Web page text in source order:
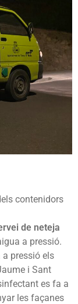
contenidors
de neteja
a pressió.
pressió els
i Sant
es fa a
les façanes